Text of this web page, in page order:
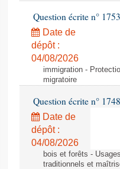
Question écrite n°
Date de
dépôt :
04/08/2026
immigration -
migratoire
Question écrite n°
Date de
dépôt :
04/08/2026
bois et forêts -
traditionnels et